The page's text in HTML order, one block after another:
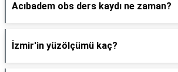
Acıbadem obs ders kaydı ne zaman?
İzmir'in yüzölçümü kaç?